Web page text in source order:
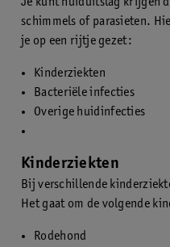
schimmels of parasieten.
je op een rijtje gezet:
Kinderziekten
Bacteriële infecties
Overige huidinfecties
Kinderziekten
Bij verschillende
Het gaat om de volgende
Rodehond